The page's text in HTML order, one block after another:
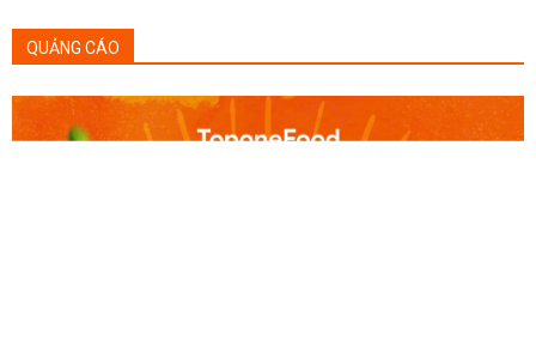
QUẢNG CÁO